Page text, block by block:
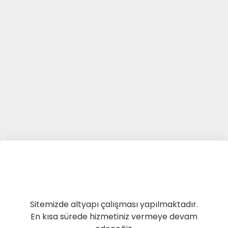
Sitemizde altyapı çalışması yapılmaktadır.
En kısa sürede hizmetiniz vermeye devam